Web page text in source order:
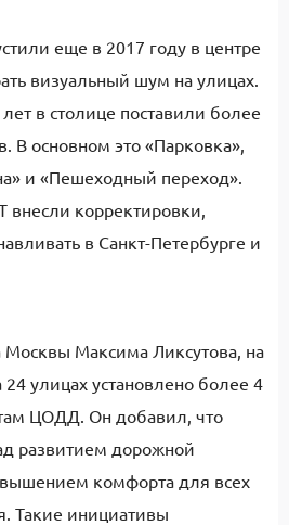
еще в 2017 году в центре
визуальный шум на улицах.
в столице поставили более
В основном это «Парковка»,
и «Пешеходный переход».
внесли корректировки,
в Санкт-Петербурге и
Максима Ликсутова, на
улицах установлено более 4
ЦОДД. Он добавил, что
развитием дорожной
комфорта для всех
Такие инициативы